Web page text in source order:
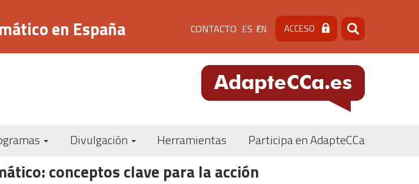
en España Menú
de
cabecera
[contacto]
CONTACTO ES EN ACCESO Buscar
Buscar
Navegación
Divulgación Herramientas Participa en AdapteCCa
conceptos clave para la acción